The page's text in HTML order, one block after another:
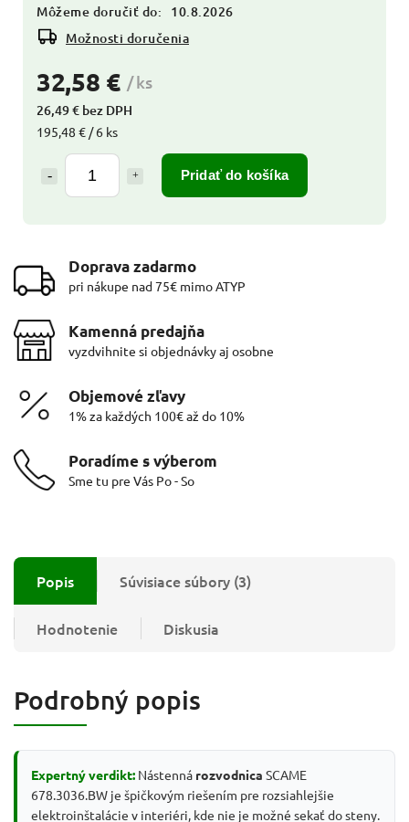
32,58 € / ks
26,49 € bez DPH
195,48 € / 6 ks
Pridať do košíka
Môžeme doručiť do:
10.8.2026
Možnosti doručenia
Doprava zadarmo
pri nákupe nad 75€ mimo ATYP
Kamenná predajňa
vyzdvihnite si objednávky aj osobne
Objemové zľavy
1% za každých 100€ až do 10%
Poradíme s výberom
Sme tu pre Vás Po - So
Popis Súvisiace súbory (3)
Hodnotenie Diskusia
Podrobný popis
Expertný verdikt: Nástenná rozvodnica SCAME
678.3036.BW je špičkovým riešením pre rozsiahlejšie
elektroinštalácie v interiéri, kde nie je možné sekať do steny.